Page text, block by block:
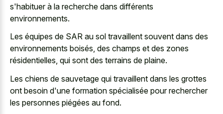
s'habituer à la recherche dans différents
environnements.
Les équipes de SAR au sol travaillent souvent dans des
environnements boisés, des champs et des zones
résidentielles, qui sont des terrains de plaine.
Les chiens de sauvetage qui travaillent dans les grottes
ont besoin d'une formation spécialisée pour rechercher
les personnes piégées au fond.